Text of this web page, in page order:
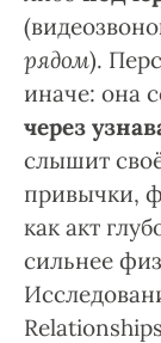
рядом).
иначе: она
через
слышит
привычки,
как акт
сильнее